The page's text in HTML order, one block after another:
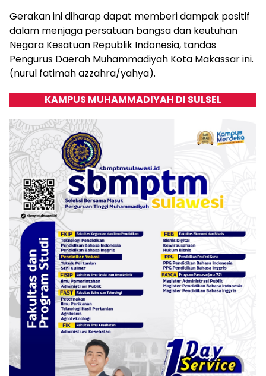
Gerakan ini diharap dapat memberi dampak positif
dalam menjaga persatuan bangsa dan keutuhan
Negara Kesatuan Republik Indonesia, tandas
Pengurus Daerah Muhammadiyah Kota Makassar ini.
(nurul fatimah azzahra/yahya).
KAMPUS MUHAMMADIYAH DI SULSEL